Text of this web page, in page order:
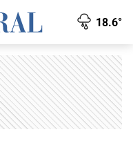
18.6°